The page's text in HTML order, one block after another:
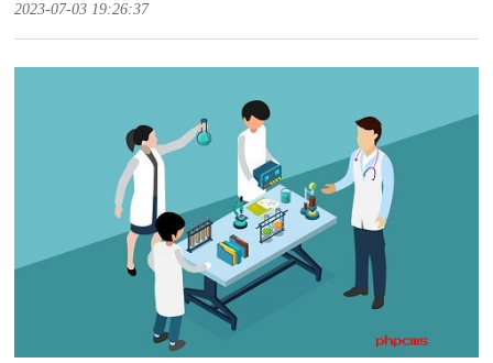
2023-07-03 19:26:37